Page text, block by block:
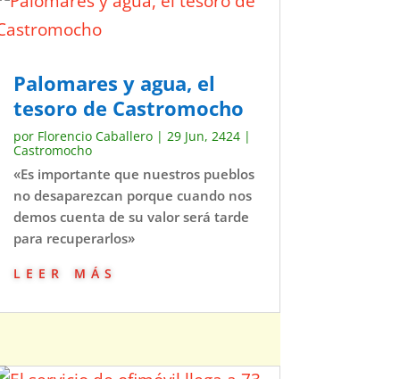
Palomares y agua, el
tesoro de Castromocho
por Florencio Caballero| 29 Jun, 2424|
Castromocho
«Es importante que nuestros pueblos
no desaparezcan porque cuando nos
demos cuenta de su valor será tarde
para recuperarlos»
leer más